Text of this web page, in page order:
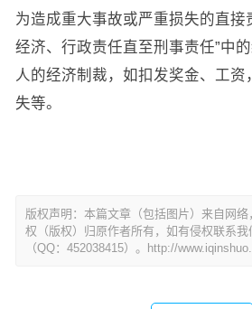
为造成重大事故或严重损失的直接
经济、行政责任直至刑事责任”中
人的经济制裁，如扣发奖金、工资
失等。
版权声明：本篇文章（包括图片）来自网
权（版权）归原作者所有，如有侵权联系
（QQ：452038415）。http://